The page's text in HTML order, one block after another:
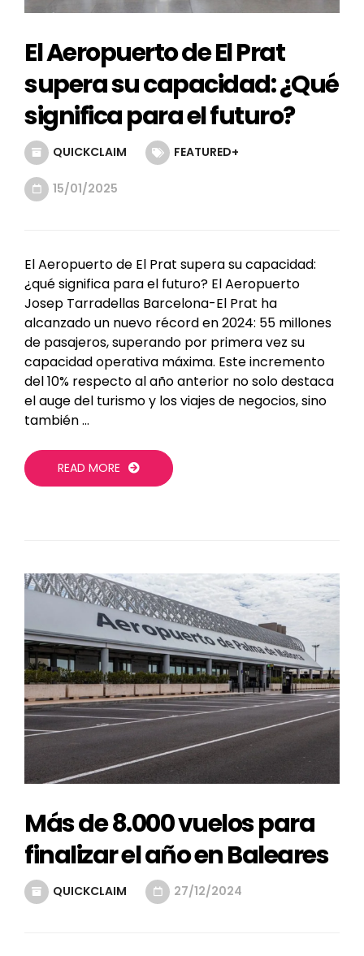
El Aeropuerto de El Prat
supera su capacidad: ¿Qué
significa para el futuro?
QUICKCLAIM FEATURED+
15/01/2025
El Aeropuerto de El Prat supera su capacidad:
¿qué significa para el futuro? El Aeropuerto
Josep Tarradellas Barcelona-El Prat ha
alcanzado un nuevo récord en 2024: 55 millones
de pasajeros, superando por primera vez su
capacidad operativa máxima. Este incremento
del 10% respecto al año anterior no solo destaca
el auge del turismo y los viajes de negocios, sino
también …
READ MORE
Más de 8.000 vuelos para
finalizar el año en Baleares
QUICKCLAIM 27/12/2024